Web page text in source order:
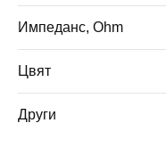
Импеданс, Ohm
Цвят
Други